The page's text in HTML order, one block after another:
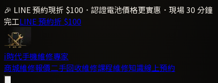
🎉 LINE 預約現折 $100．認證電池價格更實惠．現場 30 分鐘
完工LINE 預約折 $100
i時代手機維修專家
商城維修報價二手回收維修課程維修知識線上預約